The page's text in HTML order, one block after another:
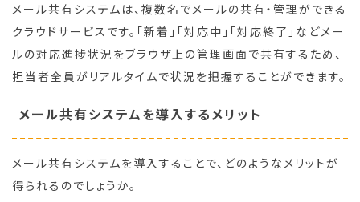
メール共有システムは、複数名でメールの共有・管理ができる
クラウドサービスです。「新着」「対応中」「対応終了」などメー
ルの対応進捗状況をブラウザ上の管理画面で共有するため、
担当者全員がリアルタイムで状況を把握することができます。
メール共有システムを導入するメリット
メール共有システムを導入することで、どのようなメリットが
得られるのでしょうか。